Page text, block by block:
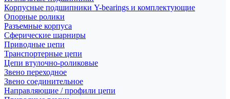
Корпусные подшипники Y-bearings и комплектующие
Опорные ролики
Разъемные корпуса
Сферические шарниры
Приводные цепи
Транспортерные цепи
Цепи втулочно-роликовые
Звено переходное
Звено соединительное
Направляющие / профили цепи